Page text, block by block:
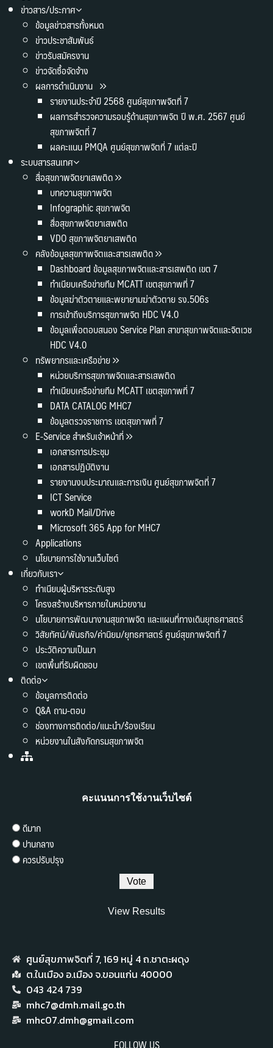
ข่าวสาร/ประกาศ
ข้อมูลข่าวสารทั้งหมด
ข่าวประชาสัมพันธ์
ข่าวรับสมัครงาน
ข่าวจัดซื้อจัดจ้าง
ผลการดำเนินงาน
รายงานประจำปี 2568 ศูนย์สุขภาพจิตที่ 7
ผลการสำรวจความรอบรู้ด้านสุขภาพจิต ปี พ.ศ. 2567 ศูนย์
สุขภาพจิตที่ 7
ผลคะแนน PMQA ศูนย์สุขภาพจิตที่ 7 แต่ละปี
ระบบสารสนเทศ
สื่อสุขภาพจิตยาเสพติด
บทความสุขภาพจิต
Infographic สุขภาพจิต
สื่อสุขภาพจิตยาเสพติด
VDO สุขภาพจิตยาเสพติด
คลังข้อมูลสุขภาพจิตและสารเสพติด
Dashboard ข้อมูลสุขภาพจิตและสารเสพติด เขต 7
ทำเนียบเครือข่ายทีม MCATT เขตสุขภาพที่ 7
ข้อมูลฆ่าตัวตายและพยายามฆ่าตัวตาย รง.506s
การเข้าถึงบริการสุขภาพจิต HDC V4.0
ข้อมูลเพื่อตอบสนอง Service Plan สาขาสุขภาพจิตและจิตเวช
HDC V4.0
ทรัพยากรและเครือข่าย
หน่วยบริการสุขภาพจิตและสารเสพติด
ทำเนียบเครือข่ายทีม MCATT เขตสุขภาพที่ 7
DATA CATALOG MHC7
ข้อมูลตรวจราชการ เขตสุขภาพที่ 7
E-Service สำหรับเจ้าหน้าที่
เอกสารการประชุม
เอกสารปฏิบัติงาน
รายงานงบประมาณและการเงิน ศูนย์สุขภาพจิตที่ 7
ICT Service
workD Mail/Drive
Microsoft 365 App for MHC7
Applications
นโยบายการใช้งานเว็บไซต์
เกี่ยวกับเรา
ทำเนียบผู้บริหารระดับสูง
โครงสร้างบริหารภายในหน่วยงาน
นโยบายการพัฒนางานสุขภาพจิต และแผนที่ทางเดินยุทธศาสตร์
วิสัยทัศน์/พันธกิจ/ค่านิยม/ยุทธศาสตร์ ศูนย์สุขภาพจิตที่ 7
ประวัติความเป็นมา
เขตพื้นที่รับผิดชอบ
ติดต่อ
ข้อมูลการติดต่อ
Q&A ถาม-ตอบ
ช่องทางการติดต่อ/แนะนำ/ร้องเรียน
หน่วยงานในสังกัดกรมสุขภาพจิต
คะแนนการใช้งานเว็บไซต์
ดีมาก
ปานกลาง
ควรปรับปรุง
View Results
ศูนย์สุขภาพจิตที่ 7,​ 169 หมู่ 4 ถ.ชาตะผดุง
ต.ในเมือง อ.เมือง จ.ขอนแก่น 40000
043 424 739
mhc7@dmh.mail.go.th
mhc07.dmh@gmail.com
FOLLOW US